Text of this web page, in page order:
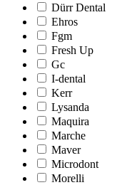
Dürr Dental
Ehros
Fgm
Fresh Up
Gc
I-dental
Kerr
Lysanda
Maquira
Marche
Maver
Microdont
Morelli